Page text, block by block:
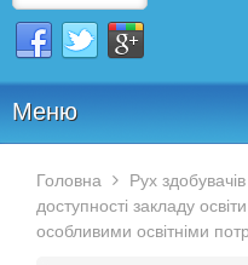
Меню
Головна Рух здобувачів
доступності закладу
особливими освітніми